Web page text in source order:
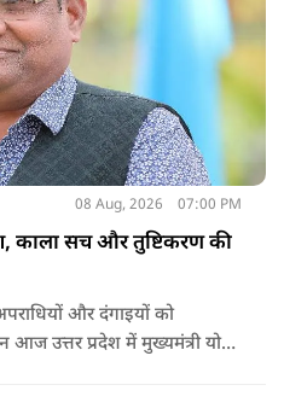
08 Aug, 2026 07:00 PM
काला सच और तुष्टिकरण की
और दंगाइयों को
आज उत्तर प्रदेश में मुख्यमंत्री योगी